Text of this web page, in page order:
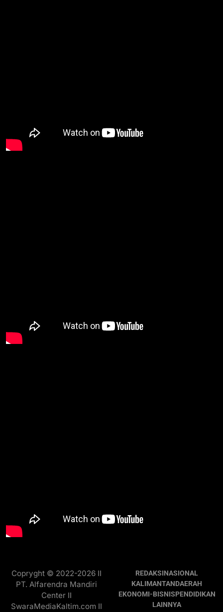
Copryght © 2022-2026 II
PT. Alfarendra Mandiri
Center II
SwaraMediaKaltim.com II
REDAKSINASIONAL
KALIMANTANDAERAH
EKONOMI-BISNISPENDIDIKAN
LAINNYA